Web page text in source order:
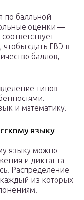
по балльной
оценки —
сдать ГВЭ в
баллов,
типов
и математику.
языку
языку можно
и диктанта
Распределение
из которых